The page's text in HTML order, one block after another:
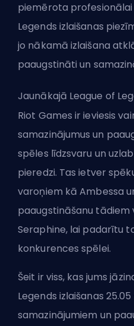
piemērota profesionālai
Legends izlaišanas
jo nākamā izlaišana
paaugstināti un
Jaunākajā League of
Riot Games ir ieviesis
samazinājumus un
spēles līdzsvaru un
pieredzi. Tas ietver
varoņiem kā Ambessa
paaugstināšanu tādiem
Seraphine, lai padarītu
konkurences spēlei.
Šeit ir viss, kas jums
Legends izlaišanas
samazinājumiem un